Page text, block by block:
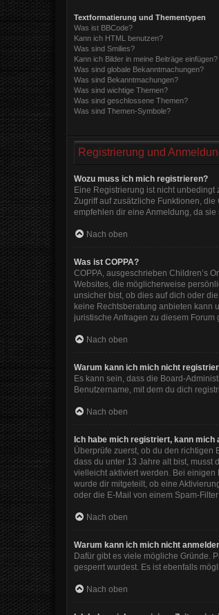
Textformatierung und Thementypen
Was ist BBCode?
Kann ich HTML benutzen?
Was sind Smilies?
Kann ich Bilder in meine Beiträge einfügen?
Was sind globale Bekanntmachungen?
Was sind Bekanntmachungen?
Was sind wichtige Themen?
Was sind geschlossene Themen?
Was sind Themen-Symbole?
Registrierung und
Wozu muss ich mich registrieren?
Eine Registrierung ist nicht
Zugriff auf zusätzliche Funktionen,
empfehlen dir eine Anmeldung, da
Nach oben
Was ist COPPA?
COPPA, ausgeschrieben Children’s
Websites, die möglicherweise
unsicher bist, ob dies auf dich oder
keine Rechtsberatung anbieten kann
juristische Anfragen zu diesem Forum
Nach oben
Warum kann ich mich nicht
Es kann sein, dass die Board-
Benutzername, mit dem du dich
Nach oben
Ich habe mich registriert, kann mich
Überprüfe zuerst, ob du den richtigen
dass du unter 13 Jahre alt bist, musst
vielleicht aktiviert werden. Bei
wurde dir mitgeteilt, ob eine
oder die E-Mail von einem Spam-
Nach oben
Warum kann ich mich nicht
Dafür gibt es viele mögliche Gründe.
gesperrt wurdest. Es ist ebenfalls
Nach oben